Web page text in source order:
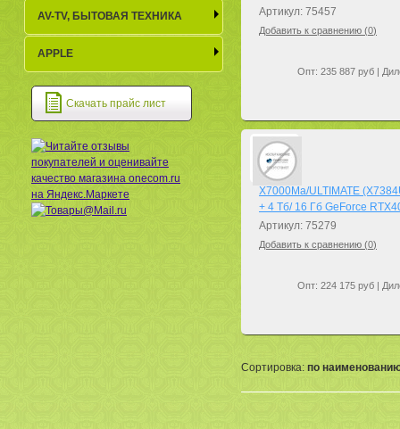
Артикул: 75457
Добавить к сравнению (0)
Опт: 235 887 руб |
X7000Ma/ULTIMATE
+ 4 Тб/ 16 Гб GeForce
Артикул: 75279
Добавить к сравнению (0)
Опт: 224 175 руб |
Сортировка: по
AV-TV, БЫТОВАЯ ТЕХНИКА
APPLE
Скачать прайс лист